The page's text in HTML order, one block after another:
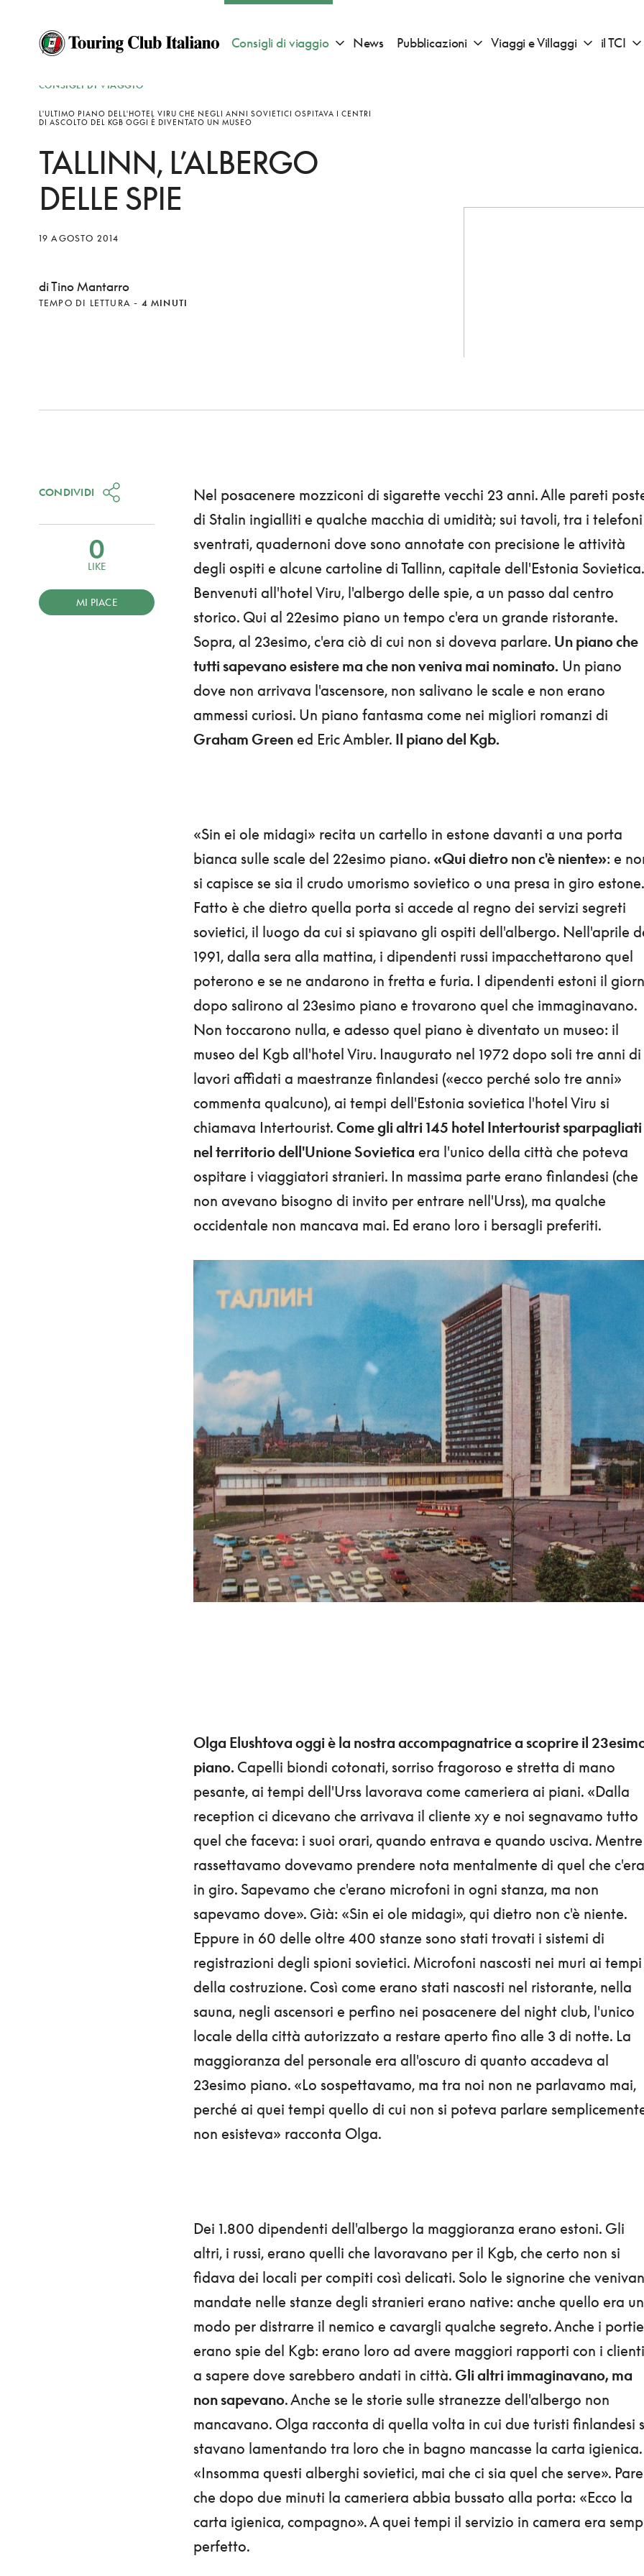
Consigli di viaggio Apri sotto menu "Consigli di viaggio"
News Pubblicazioni Apri sotto menu "Pubblicazioni"
Viaggi e Villaggi Apri sotto
il TCI
CONSIGLI DI VIAGGIO
L'ULTIMO PIANO DELL'HOTEL VIRU CHE NEGLI ANNI SOVIETICI OSPITAVA I CENTRI
DI ASCOLTO DEL KGB OGGI È DIVENTATO UN MUSEO
TALLINN, L’ALBERGO
DELLE SPIE
19 AGOSTO 2014
di Tino Mantarro
TEMPO DI LETTURA - 4 MINUTI
Nel posacenere mozziconi di sigarette vecchi 23 anni. Alle pareti
di Stalin ingialliti e qualche macchia di umidità; sui tavoli, tra i telefoni
sventrati, quadernoni dove sono annotate con precisione le attività
degli ospiti e alcune cartoline di Tallinn, capitale dell'Estonia Sovietica.
Benvenuti all'hotel Viru, l'albergo delle spie, a un passo dal centro
storico. Qui al 22esimo piano un tempo c'era un grande ristorante.
Sopra, al 23esimo, c'era ciò di cui non si doveva parlare. Un piano che
tutti sapevano esistere ma che non veniva mai nominato. Un piano
dove non arrivava l'ascensore, non salivano le scale e non erano
ammessi curiosi. Un piano fantasma come nei migliori romanzi di
Graham Greened Eric Ambler. Il piano del Kgb.
«Sin ei ole midagi» recita un cartello in estone davanti a una porta
bianca sulle scale del 22esimo piano. «Qui dietro non c'è niente»: e
si capisce se sia il crudo umorismo sovietico o una presa in giro estone.
Fatto è che dietro quella porta si accede al regno dei servizi segreti
sovietici, il luogo da cui si spiavano gli ospiti dell'albergo. Nell'aprile
1991, dalla sera alla mattina, i dipendenti russi impacchettarono quel
poterono e se ne andarono in fretta e furia. I dipendenti estoni il
dopo salirono al 23esimo piano e trovarono quel che immaginavano.
Non toccarono nulla, e adesso quel piano è diventato un museo: il
museo del Kgb all'hotel Viru. Inaugurato nel 1972 dopo soli tre anni di
lavori affidati a maestranze finlandesi («ecco perché solo tre anni»
commenta qualcuno), ai tempi dell'Estonia sovietica l'hotel Viru si
chiamava Intertourist. Come gli altri 145 hotel Intertourist sparpagliati
nel territorio dell'Unione Sovietica era l'unico della città che poteva
ospitare i viaggiatori stranieri. In massima parte erano finlandesi (che
non avevano bisogno di invito per entrare nell'Urss), ma qualche
occidentale non mancava mai. Ed erano loro i bersagli preferiti.
Olga Elushtova oggi è la nostra accompagnatrice a scoprire il
piano. Capelli biondi cotonati, sorriso fragoroso e stretta di mano
pesante, ai tempi dell'Urss lavorava come cameriera ai piani. «Dalla
reception ci dicevano che arrivava il cliente xy e noi segnavamo tutto
quel che faceva: i suoi orari, quando entrava e quando usciva. Mentre
rassettavamo dovevamo prendere nota mentalmente di quel che c'era
in giro. Sapevamo che c'erano microfoni in ogni stanza, ma non
sapevamo dove». Già: «Sin ei ole midagi», qui dietro non c'è niente.
Eppure in 60 delle oltre 400 stanze sono stati trovati i sistemi di
registrazioni degli spioni sovietici. Microfoni nascosti nei muri ai tempi
della costruzione. Così come erano stati nascosti nel ristorante, nella
sauna, negli ascensori e perfino nei posacenere del night club, l'unico
locale della città autorizzato a restare aperto fino alle 3 di notte. La
maggioranza del personale era all'oscuro di quanto accadeva al
23esimo piano. «Lo sospettavamo, ma tra noi non ne parlavamo mai,
perché ai quei tempi quello di cui non si poteva parlare
non esisteva» racconta Olga.
Dei 1.800 dipendenti dell'albergo la maggioranza erano estoni. Gli
altri, i russi, erano quelli che lavoravano per il Kgb, che certo non si
fidava dei locali per compiti così delicati. Solo le signorine che
mandate nelle stanze degli stranieri erano native: anche quello era un
modo per distrarre il nemico e cavargli qualche segreto. Anche i
erano spie del Kgb: erano loro ad avere maggiori rapporti con i
a sapere dove sarebbero andati in città. Gli altri immaginavano, ma
non sapevano. Anche se le storie sulle stranezze dell'albergo non
mancavano. Olga racconta di quella volta in cui due turisti finlandesi
stavano lamentando tra loro che in bagno mancasse la carta igienica.
«Insomma questi alberghi sovietici, mai che ci sia quel che serve». Pare
che dopo due minuti la cameriera abbia bussato alla porta: «Ecco la
carta igienica, compagno». A quei tempi il servizio in camera era
perfetto.
CONDIVIDI
0
LIKE
MI PIACE